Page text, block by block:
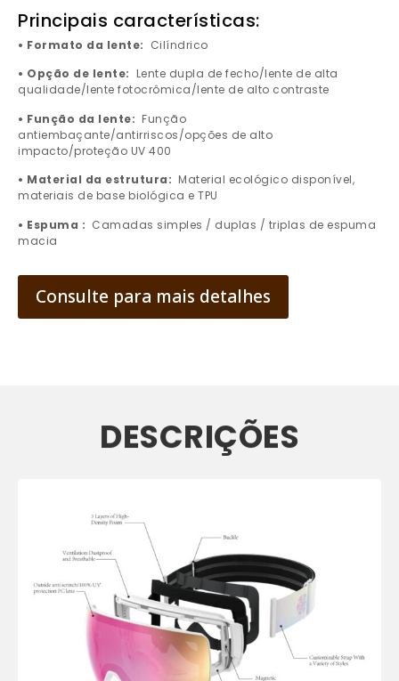
Principais características:
• Formato da lente: Cilíndrico
• Opção de lente: Lente dupla de fecho/lente de alta
qualidade/lente fotocrômica/lente de alto contraste
• Função da lente: Função
antiembaçante/antirriscos/opções de alto
impacto/proteção UV 400
• Material da estrutura: Material ecológico disponível,
materiais de base biológica e TPU
• Espuma : Camadas simples / duplas / triplas de espuma
macia
Consulte para mais detalhes
DESCRIÇÕES